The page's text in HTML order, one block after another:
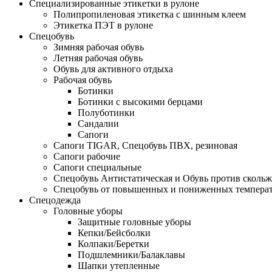
Специализированные этикетки в рулоне
Полипропиленовая этикетка с шинным клеем
Этикетка ПЭТ в рулоне
Спецобувь
Зимняя рабочая обувь
Летняя рабочая обувь
Обувь для активного отдыха
Рабочая обувь
Ботинки
Ботинки с высокими берцами
Полуботинки
Сандалии
Сапоги
Сапоги TIGAR, Спецобувь ПВХ, резиновая
Сапоги рабочие
Сапоги специальные
Спецобувь Антистатическая и Обувь против
Спецобувь от повышенных и пониженных
Спецодежда
Головные уборы
Защитные головные уборы
Кепки/Бейсболки
Колпаки/Беретки
Подшлемники/Балаклавы
Шапки утепленные